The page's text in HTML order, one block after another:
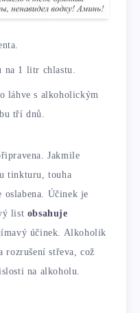
na 1 litr chlastu.
láhve s alkoholickým
tří dnů.
Jakmile
tinkturu, touha
oslabena. Účinek je
list obsahuje
účinek. Alkoholik
střeva, což
na alkoholu.